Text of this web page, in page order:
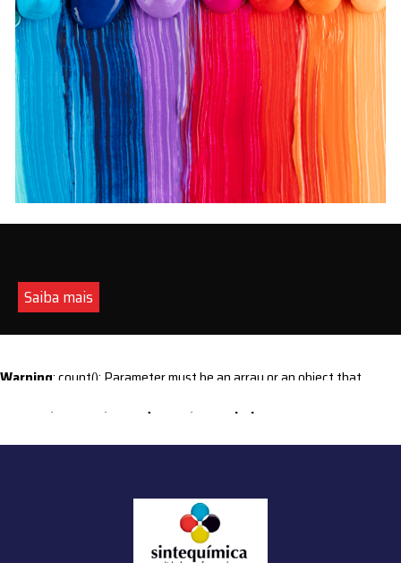
Saiba mais
Warning: count(): Parameter must be an array or an object that
content/themes/sintequimica/index.php